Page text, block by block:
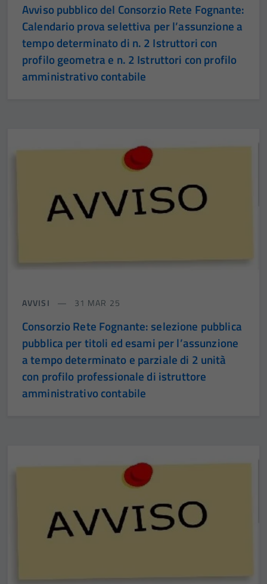
Avviso pubblico del Consorzio Rete Fognante:
Calendario prova selettiva per l’assunzione a
tempo determinato di n. 2 Istruttori con
profilo geometra e n. 2 Istruttori con profilo
amministrativo contabile
AVVISI 31 MAR 25
Consorzio Rete Fognante: selezione pubblica
pubblica per titoli ed esami per l’assunzione
a tempo determinato e parziale di 2 unità
con profilo professionale di istruttore
amministrativo contabile